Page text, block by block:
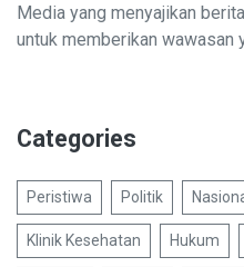
Media yang menyajikan
untuk memberikan wawasan
Categories
Peristiwa Politik
Klinik Kesehatan Hukum